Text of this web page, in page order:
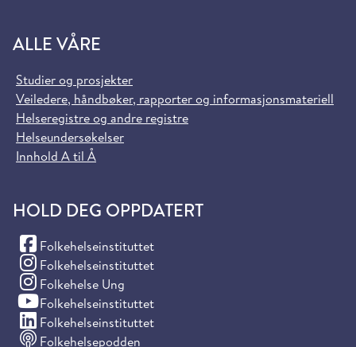
ALLE VÅRE
Studier og prosjekter
Veiledere, håndbøker, rapporter og informasjonsmateriell
Helseregistre og andre registre
Helseundersøkelser
Innhold A til Å
HOLD DEG OPPDATERT
Folkehelseinstituttet
(Facebook)
Folkehelseinstituttet
(Instagram)
Folkehelse Ung
(Instagram)
Folkehelseinstituttet
(YouTube)
Folkehelseinstituttet
(LinkedIn)
Folkehelsepodden